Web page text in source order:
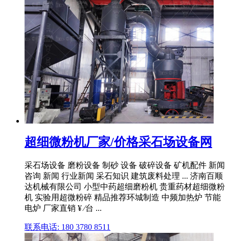
超细微粉机厂家/价格采石场设备网
采石场设备 磨粉设备 制砂 设备 破碎设备 矿机配件 新闻
咨询 新闻 行业新闻 采石知识 建筑废料处理 ... 济南百顺
达机械有限公司 小型中药超细磨粉机 贵重药材超细微粉
机 实验用超微粉碎 精品推荐环城制造 中频加热炉 节能
电炉 厂家直销 ¥ ⁄台 ...
联系电话: 180 3780 8511